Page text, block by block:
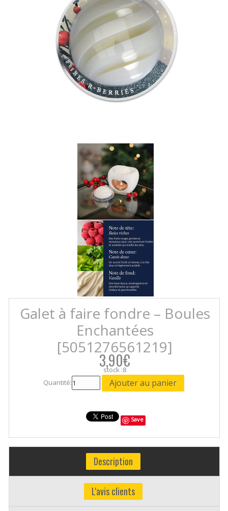
Galet à faire fondre – Boules
Enchantées
[5051276561219]
3,90€
stock :8
Quantité:
Save
Description
L'avis clients